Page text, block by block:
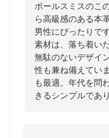
ポールスミスのこ
ら高級感のある本
男性にぴったりで
素材は、落ち着い
無駄のないデザイ
性も兼ね備えてい
も最適。年代を問
きるシンプルであ